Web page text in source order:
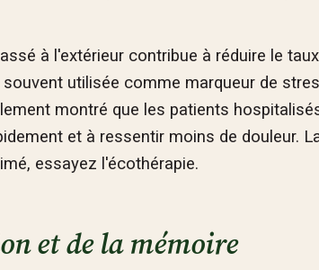
à l'extérieur contribue à réduire le
utilisée comme marqueur de
montré que les patients
et à ressentir moins de douleur.
essayez l'écothérapie.
et de la mémoire